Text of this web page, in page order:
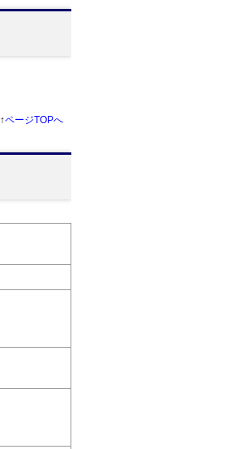
↑ページTOPへ